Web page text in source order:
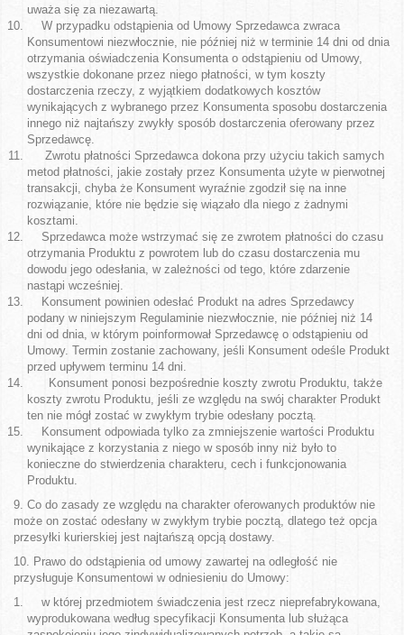
uważa się za niezawartą.
W przypadku odstąpienia od Umowy Sprzedawca zwraca
Konsumentowi niezwłocznie, nie później niż w terminie 14 dni od dnia
otrzymania oświadczenia Konsumenta o odstąpieniu od Umowy,
wszystkie dokonane przez niego płatności, w tym koszty
dostarczenia rzeczy, z wyjątkiem dodatkowych kosztów
wynikających z wybranego przez Konsumenta sposobu dostarczenia
innego niż najtańszy zwykły sposób dostarczenia oferowany przez
Sprzedawcę.
Zwrotu płatności Sprzedawca dokona przy użyciu takich samych
metod płatności, jakie zostały przez Konsumenta użyte w pierwotnej
transakcji, chyba że Konsument wyraźnie zgodził się na inne
rozwiązanie, które nie będzie się wiązało dla niego z żadnymi
kosztami.
Sprzedawca może wstrzymać się ze zwrotem płatności do czasu
otrzymania Produktu z powrotem lub do czasu dostarczenia mu
dowodu jego odesłania, w zależności od tego, które zdarzenie
nastąpi wcześniej.
Konsument powinien odesłać Produkt na adres Sprzedawcy
podany w niniejszym Regulaminie niezwłocznie, nie później niż 14
dni od dnia, w którym poinformował Sprzedawcę o odstąpieniu od
Umowy. Termin zostanie zachowany, jeśli Konsument odeśle Produkt
przed upływem terminu 14 dni.
Konsument ponosi bezpośrednie koszty zwrotu Produktu, także
koszty zwrotu Produktu, jeśli ze względu na swój charakter Produkt
ten nie mógł zostać w zwykłym trybie odesłany pocztą.
Konsument odpowiada tylko za zmniejszenie wartości Produktu
wynikające z korzystania z niego w sposób inny niż było to
konieczne do stwierdzenia charakteru, cech i funkcjonowania
Produktu.
9. Co do zasady ze względu na charakter oferowanych produktów nie
może on zostać odesłany w zwykłym trybie pocztą, dlatego też opcja
przesyłki kurierskiej jest najtańszą opcją dostawy.
10. Prawo do odstąpienia od umowy zawartej na odległość nie
przysługuje Konsumentowi w odniesieniu do Umowy:
w której przedmiotem świadczenia jest rzecz nieprefabrykowana,
wyprodukowana według specyfikacji Konsumenta lub służąca